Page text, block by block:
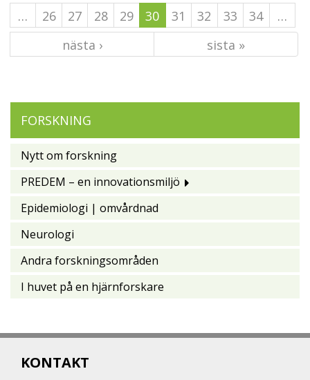
…
26 27 28 29 30 31 32 33 34
…
nästa ›
sista »
FORSKNING
Nytt om forskning
PREDEM – en innovationsmiljö
Epidemiologi | omvårdnad
Neurologi
Andra forskningsområden
I huvet på en hjärnforskare
KONTAKT